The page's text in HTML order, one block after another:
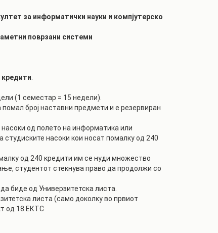
за информатички науки и компјутерско
поврзани системи
(1 семестар = 15 недели).
број наставни предмети и е резервиран
од полето на информатика или
насоки кои носат помалку од 240
од 240 кредити им се нуди множество
студентот стекнува право да продолжи со
биде од Универзитетска листа.
листа (само доколку во првиот
од 18 ЕКТС